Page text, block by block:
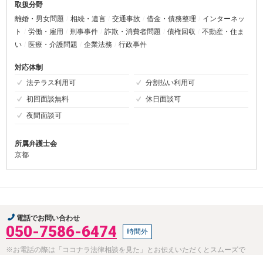
取扱分野
離婚・男女問題
相続・遺言 交通事故 借金・債務整理
インターネッ
ト
労働・雇用 刑事事件 詐欺・消費者問題 債権回収
不動産・住ま
い
医療・介護問題 企業法務 行政事件
対応体制
法テラス利用可
分割払い利用可
初回面談無料
休日面談可
夜間面談可
所属弁護士会
京都
電話でお問い合わせ
050-7586-6474 時間外
※お電話の際は「ココナラ法律相談を見た」とお伝えいただくとスムーズで